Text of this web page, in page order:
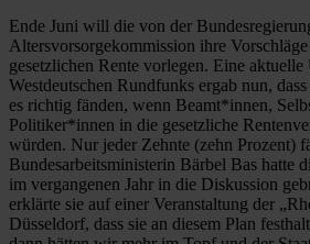
Ende Juni will die von der
Altersvorsorgekommission ihre
gesetzlichen Rente vorlegen. Eine
Westdeutschen Rundfunks ergab nun,
es richtig fänden, wenn Beamt*innen,
Politiker*innen in die gesetzliche
würden. Nur jeder Zehnte (zehn Prozent)
Bundesarbeitsministerin Bärbel Bas hatte
im vergangenen Jahr in die Diskussion
erklärte sie auf einer Veranstaltung der
Düsseldorf, dass sie an diesem Plan